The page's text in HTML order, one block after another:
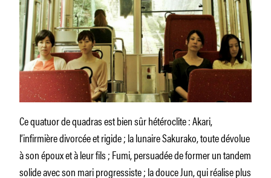
Ce quatuor de quadras est bien sûr hétéroclite : Akari,
l’infirmière divorcée et rigide ; la lunaire Sakurako, toute dévolue
à son époux et à leur fils ; Fumi, persuadée de former un tandem
solide avec son mari progressiste ; la douce Jun, qui réalise plus